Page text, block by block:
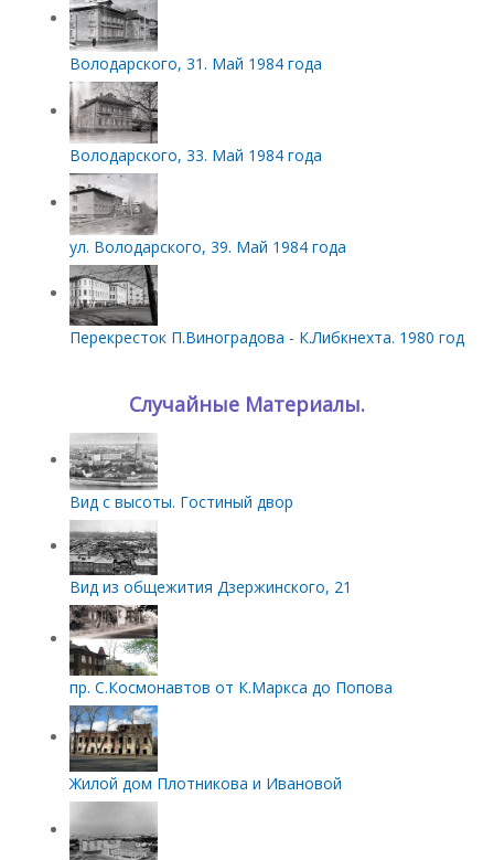
Володарского, 31. Май 1984 года
Володарского, 33. Май 1984 года
ул. Володарского, 39. Май 1984 года
Перекресток П.Виноградова - К.Либкнехта. 1980 год
Случайные Материалы.
Вид с высоты. Гостиный двор
Вид из общежития Дзержинского, 21
пр. С.Космонавтов от К.Маркса до Попова
Жилой дом Плотникова и Ивановой